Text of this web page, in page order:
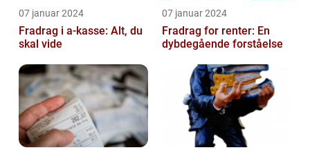
07 januar 2024
Fradrag i a-kasse: Alt, du
skal vide
07 januar 2024
Fradrag for renter: En
dybdegående forståelse